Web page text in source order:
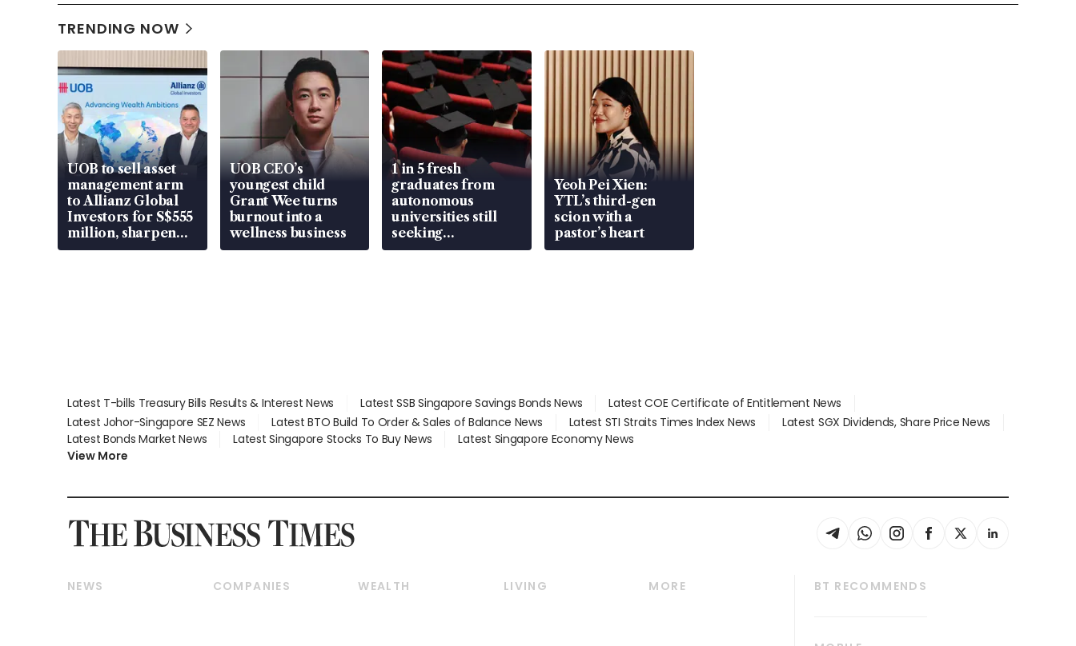
TRENDING NOW
UOB to sell asset
management arm
to Allianz Global
Investors for S$555
million, sharpen
wealth advisory
UOB CEO’s
youngest child
Grant Wee turns
burnout into a
wellness business
1 in 5 fresh
graduates from
autonomous
universities still
seeking
employment: MOM
Yeoh Pei Xien:
YTL’s third-gen
scion with a
pastor’s heart
Latest T-bills Treasury Bills Results & Interest News Latest SSB Singapore Savings Bonds News
Latest COE Certificate of Entitlement News
Latest Johor-Singapore SEZ News
Latest BTO Build To Order & Sales of Balance News Latest STI Straits Times Index News
Latest SGX Dividends, Share Price News
Latest Bonds Market News
Latest Singapore Stocks To Buy News
Latest Singapore Economy News
View More
NEWS
COMPANIES
WEALTH
LIVING
MORE
BT RECOMMENDS